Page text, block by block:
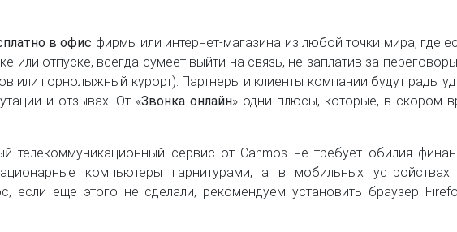
в офис фирмы или интернет-магазина из любой точки мира, где
или отпуске, всегда сумеет выйти на связь, не заплатив за
или горнолыжный курорт). Партнеры и клиенты компании будут рады
и отзывах. От «Звонка онлайн» одни плюсы, которые, в скором
телекоммуникационный сервис от Canmos не требует обилия
компьютеры гарнитурами, а в мобильных устройствах
если еще этого не сделали, рекомендуем установить браузер